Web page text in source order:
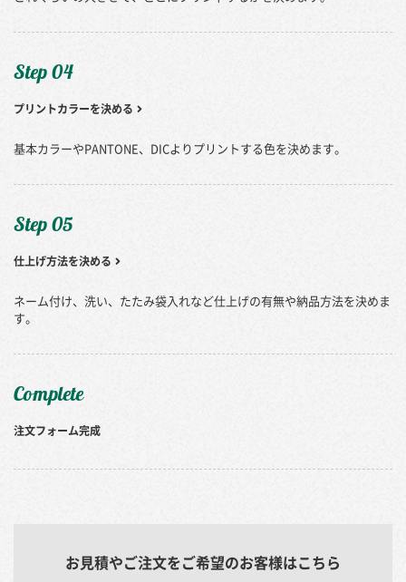
Step 04
プリントカラーを決める
基本カラーやPANTONE、DICよりプリントする色を決めます。
Step 05
仕上げ方法を決める
ネーム付け、洗い、たたみ袋入れなど仕上げの有無や納品方法を決めま
す。
Complete
注文フォーム完成
お見積やご注文をご希望のお客様はこちら